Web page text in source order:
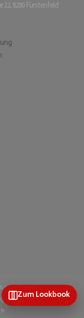
8280 Fürstenfeld
Zum Lookbook